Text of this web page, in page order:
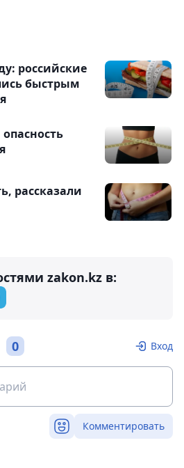
российские
быстрым
рассказали
zakon.kz в:
0 Вход
Комментировать